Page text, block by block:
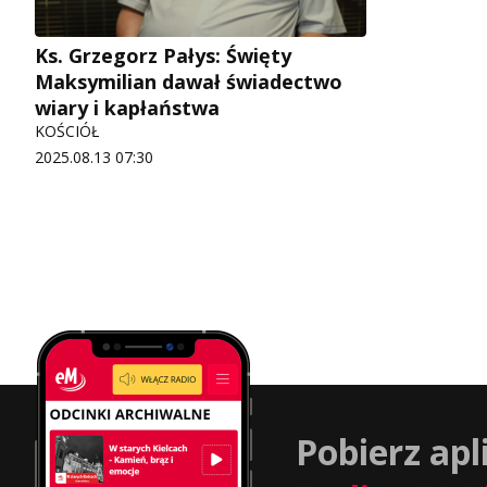
Ks. Grzegorz Pałys: Święty
Maksymilian dawał świadectwo
wiary i kapłaństwa
KOŚCIÓŁ
2025.08.13 07:30
Pobierz